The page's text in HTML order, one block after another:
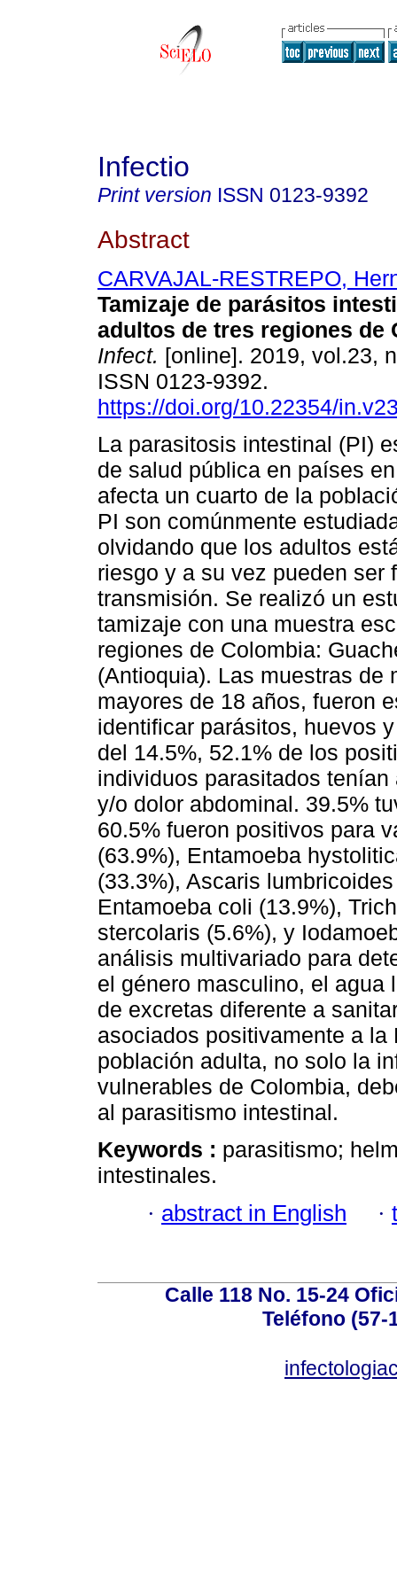
Infectio
Print version ISSN 0123-9392
Abstract
CARVAJAL-RESTREPO,
Tamizaje de parásitos
adultos de tres regiones de
Infect. [online]. 2019, vol.23,
ISSN 0123-9392.
https://doi.org/10.22354/
La parasitosis intestinal (PI)
de salud pública en países
afecta un cuarto de la
PI son comúnmente
olvidando que los adultos
riesgo y a su vez pueden ser
transmisión. Se realizó un
tamizaje con una muestra
regiones de Colombia:
(Antioquia). Las muestras de
mayores de 18 años, fueron
identificar parásitos, huevos
del 14.5%, 52.1% de los
individuos parasitados
y/o dolor abdominal. 39.5%
60.5% fueron positivos para
(63.9%), Entamoeba
(33.3%), Ascaris
Entamoeba coli (13.9%),
stercolaris (5.6%), y
análisis multivariado para
el género masculino, el
de excretas diferente a
asociados positivamente a
población adulta, no solo la
vulnerables de Colombia,
al parasitismo intestinal.
Keywords : parasitismo;
intestinales.
· abstract in English ·
Calle 118 No. 15-24
Teléfono (57-